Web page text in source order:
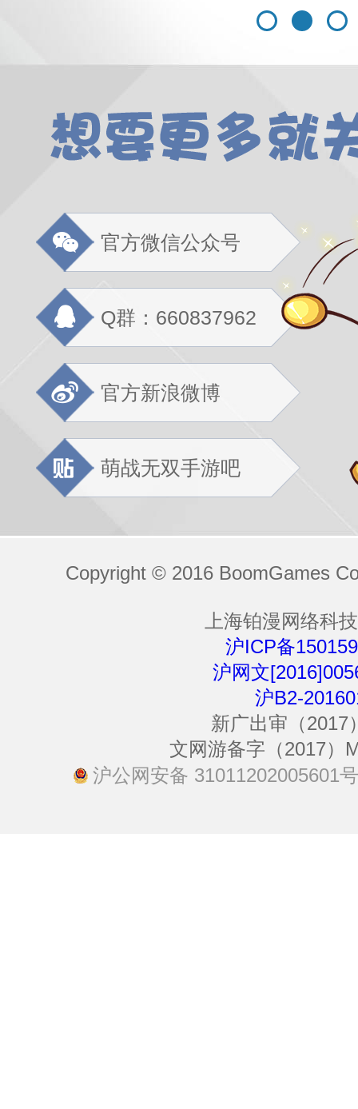
官方微信公众号
Q群：660837962
官方新浪微博
萌战无双手游吧
Copyright © 2016 BoomGames
上海铂漫网络科
沪ICP备
沪网文
沪B2-
新广出审（2017
文网游备字（2017）
沪公网安备 31011202005601号